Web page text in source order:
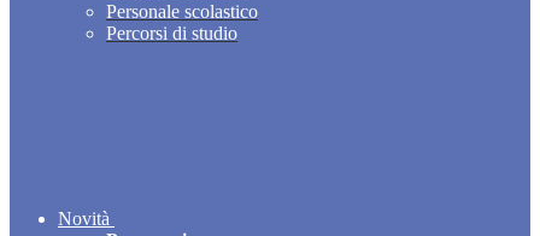
Personale scolastico
Percorsi di studio
Novità